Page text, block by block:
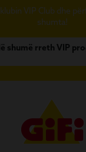
VIP Club dhe
shumta!
shumë rreth VIP